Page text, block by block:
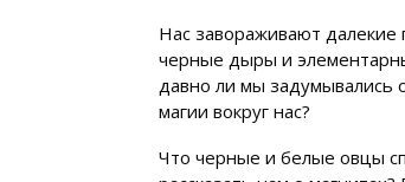
Нас завораживают далекие
черные дыры и
давно ли мы задумывались
магии вокруг нас?
Что черные и белые овцы